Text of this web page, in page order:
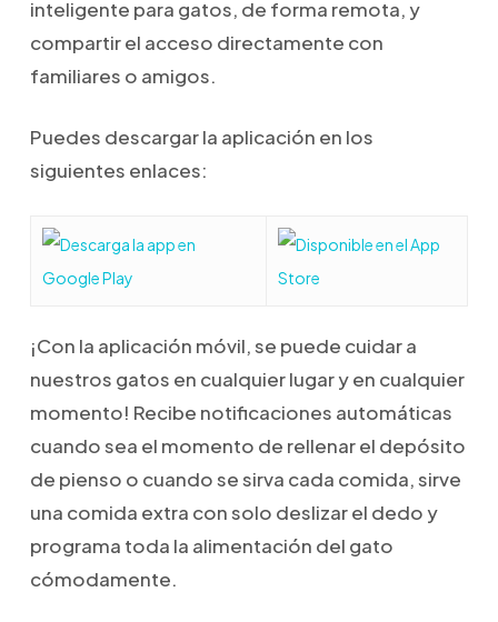
inteligente para gatos, de forma remota, y
compartir el acceso directamente con
familiares o amigos.
Puedes descargar la aplicación en los
siguientes enlaces:
¡Con la aplicación móvil, se puede cuidar a
nuestros gatos en cualquier lugar y en cualquier
momento! Recibe notificaciones automáticas
cuando sea el momento de rellenar el depósito
de pienso o cuando se sirva cada comida, sirve
una comida extra con solo deslizar el dedo y
programa toda la alimentación del gato
cómodamente.